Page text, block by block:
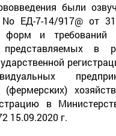
были
ЕД-7-14/917@ от
форм и
представляемых в
(фермерских)
в
15.09.2020 г.